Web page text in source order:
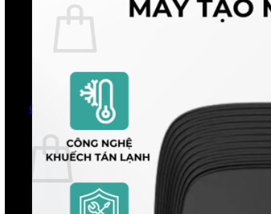
Quay trở lại cửa hàng
0
Giỏ hàng
Chưa có sản phẩm trong giỏ hàng.